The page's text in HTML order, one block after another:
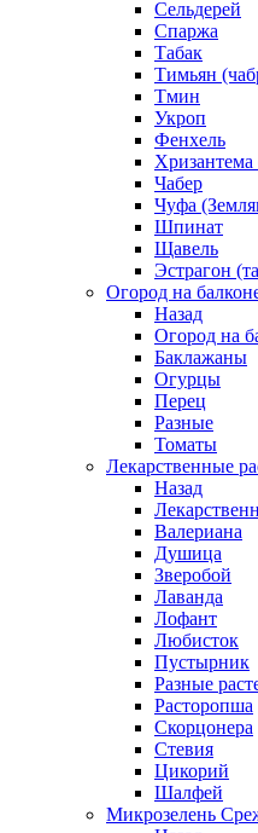
Сельдерей
Спаржа
Табак
Тимьян
Тмин
Укроп
Фенхель
Чабер
Чуфа
Шпинат
Щавель
Эстрагон
Огород на
Назад
Огород на
Баклажаны
Огурцы
Перец
Разные
Томаты
Лекарственные
Назад
Валериана
Душица
Зверобой
Лаванда
Лофант
Любисток
Пустырник
Разные
Расторопша
Скорцонера
Стевия
Цикорий
Шалфей
Микрозелень